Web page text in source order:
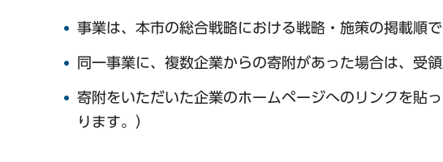
事業は、本市の総合戦略における戦略・施策の掲載順で
同一事業に、複数企業からの寄附があった場合は、受領
寄附をいただいた企業のホームページへのリンクを貼
ります。）